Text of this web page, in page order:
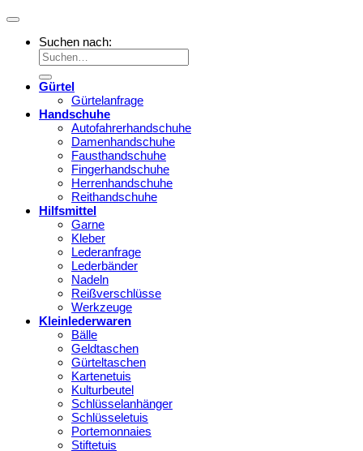
Suchen nach:
Gürtel
Gürtelanfrage
Handschuhe
Autofahrerhandschuhe
Damenhandschuhe
Fausthandschuhe
Fingerhandschuhe
Herrenhandschuhe
Reithandschuhe
Hilfsmittel
Garne
Kleber
Lederanfrage
Lederbänder
Nadeln
Reißverschlüsse
Werkzeuge
Kleinlederwaren
Bälle
Geldtaschen
Gürteltaschen
Kartenetuis
Kulturbeutel
Schlüsselanhänger
Schlüsseletuis
Portemonnaies
Stiftetuis